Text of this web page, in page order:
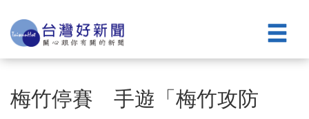
梅竹停賽 手遊「梅竹攻防